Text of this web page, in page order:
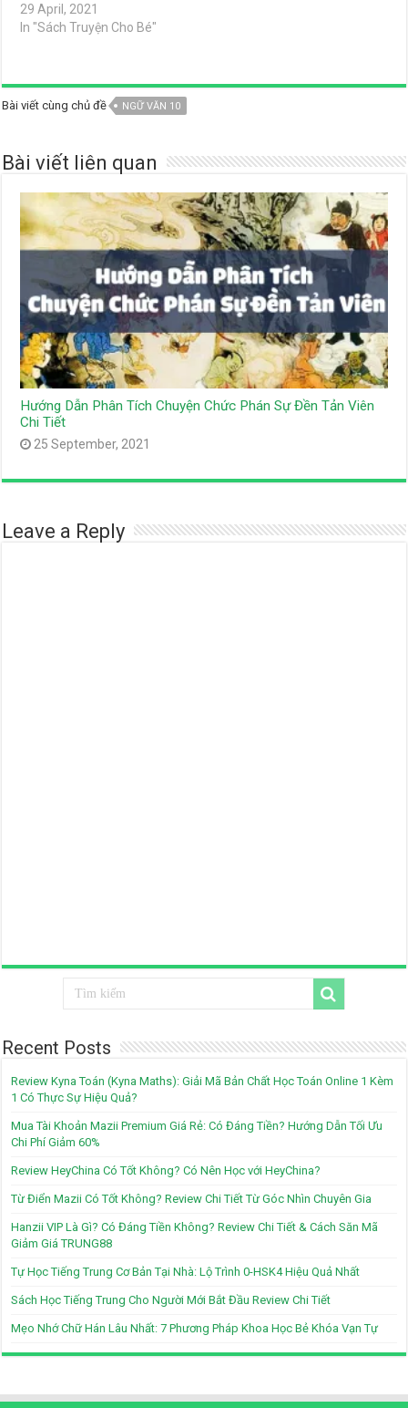
29 April, 2021
In "Sách Truyện Cho Bé"
Bài viết cùng chủ đề NGỮ VĂN 10
Bài viết liên quan
Hướng Dẫn Phân Tích Chuyện Chức Phán Sự Đền Tản Viên
Chi Tiết
25 September, 2021
Leave a Reply
Recent Posts
Review Kyna Toán (Kyna Maths): Giải Mã Bản Chất Học Toán Online 1 Kèm
1 Có Thực Sự Hiệu Quả?
Mua Tài Khoản Mazii Premium Giá Rẻ: Có Đáng Tiền? Hướng Dẫn Tối Ưu
Chi Phí Giảm 60%
Review HeyChina Có Tốt Không? Có Nên Học với HeyChina?
Từ Điển Mazii Có Tốt Không? Review Chi Tiết Từ Góc Nhìn Chuyên Gia
Hanzii VIP Là Gì? Có Đáng Tiền Không? Review Chi Tiết & Cách Săn Mã
Giảm Giá TRUNG88
Tự Học Tiếng Trung Cơ Bản Tại Nhà: Lộ Trình 0-HSK4 Hiệu Quả Nhất
Sách Học Tiếng Trung Cho Người Mới Bắt Đầu Review Chi Tiết
Mẹo Nhớ Chữ Hán Lâu Nhất: 7 Phương Pháp Khoa Học Bẻ Khóa Vạn Tự